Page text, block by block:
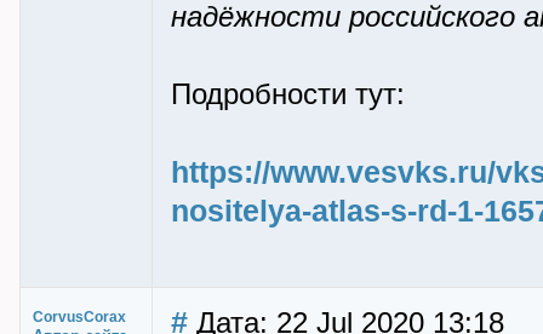
надёжности российского
Подробности тут:
https://www.vesvks.ru/
nositelya-atlas-s-rd-1-
CorvusCorax # Дата: 22 Jul 2020 13:18